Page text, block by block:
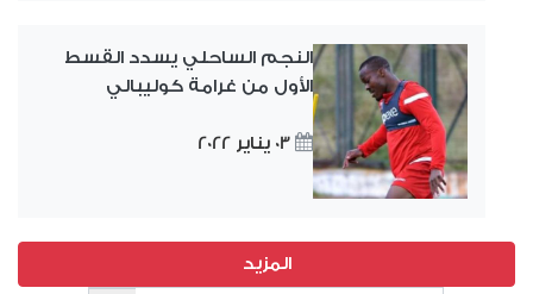
النجم الساحلي يسدد القسط
الأول من غرامة كوليبالي
03 يناير 2022